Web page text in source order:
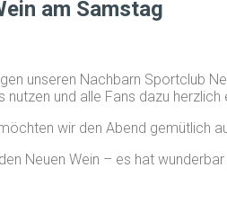
am Samstag
unseren Nachbarn Sportclub
nutzen und alle Fans dazu herzlich
wir den Abend gemütlich
Neuen Wein – es hat